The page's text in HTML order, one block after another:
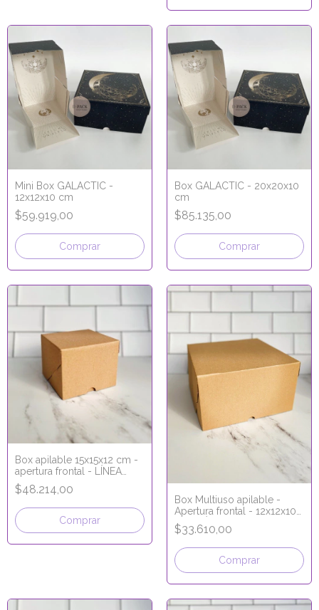
Mini Box GALACTIC -
12x12x10 cm
$59.919,00
Comprar
Box GALACTIC - 20x20x10
cm
$85.135,00
Comprar
Box apilable 15x15x12 cm -
apertura frontal - LÍNEA
MICRO CORRUGADO
$48.214,00
Comprar
Box Multiuso apilable -
Apertura frontal - 12x12x10
cm - LÍNEA MICRO
CORRUGADO
$33.610,00
Comprar